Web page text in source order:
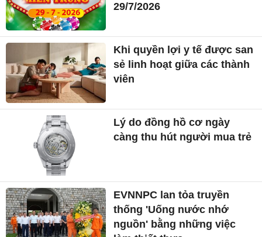
29/7/2026
Khi quyền lợi y tế được san
sẻ linh hoạt giữa các thành
viên
Lý do đồng hồ cơ ngày
càng thu hút người mua trẻ
EVNNPC lan tỏa truyền
thống 'Uống nước nhớ
nguồn' bằng những việc